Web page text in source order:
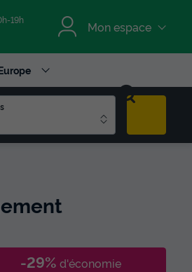
19h Mon espace
-29% d'économie